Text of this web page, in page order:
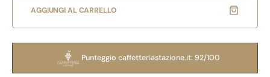
Brut
Brut
AGGIUNGI AL CARRELLO
Punteggio caffetteriastazione.it: 92/100